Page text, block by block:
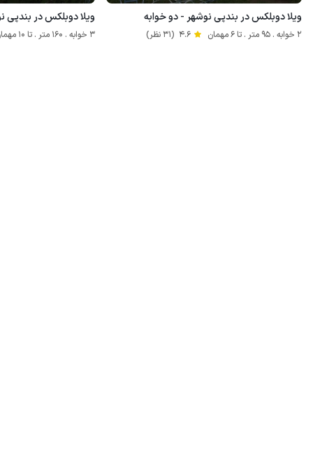
ویلا دوبلکس در بندپی نوشهر - دو خوابه
2 خوابه . 95 متر . تا 6 مهمان 4.6 (31 نظر)
ویلا دوبلکس در بندپی
3 خوابه . 160 متر . تا 10 مهمان